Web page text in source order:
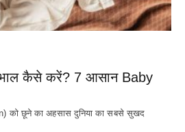
कैसे करें? 7 आसान Baby
को छूने का अहसास दुनिया का सबसे सुखद